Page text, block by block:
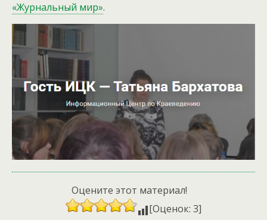
«Журнальный мир».
Оцените этот материал!
[Оценок: 3]